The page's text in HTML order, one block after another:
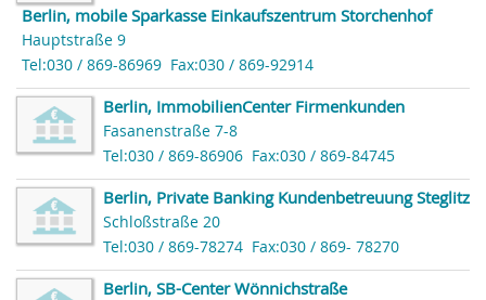
Berlin, mobile Sparkasse Einkaufszentrum Storchenhof
Hauptstraße 9
Tel:030 / 869-86969 Fax:030 / 869-92914
Berlin, ImmobilienCenter Firmenkunden
Fasanenstraße 7-8
Tel:030 / 869-86906 Fax:030 / 869-84745
Berlin, Private Banking Kundenbetreuung Steglitz
Schloßstraße 20
Tel:030 / 869-78274 Fax:030 / 869- 78270
Berlin, SB-Center Wönnichstraße